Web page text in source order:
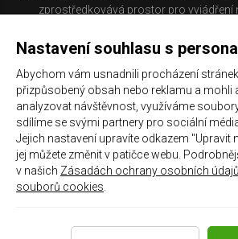
zprostředkovává prostor pro vyjádření
nacházíte obsahuje materiál, který
nejsou dle právní úpravy zákona č. 480/
službách informační společnosti a o
(zákon o některých službách
zejména §6 citovaného zákona,
návštěvníků těchto
Galerie|Historie
Nastavení souhlasu s
Abychom vám usnadnili procházení
přizpůsobený obsah nebo reklamu a mohli
analyzovat návštěvnost, využíváme
sdílíme se svými partnery pro sociální
Jejich nastavení upravíte odkazem "Upravit
jej můžete změnit v patičce webu.
v našich Zásadách ochrany osobních údajů
souborů cookies